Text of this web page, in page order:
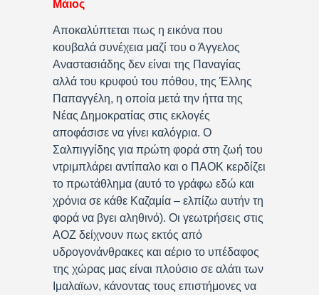
Μάιος
Αποκαλύπτεται πως η εικόνα που
κουβαλά συνέχεια μαζί του ο Άγγελος
Αναστασιάδης δεν είναι της Παναγίας
αλλά του κρυφού του πόθου, της Έλλης
Παπαγγέλη, η οποία μετά την ήττα της
Νέας Δημοκρατίας στις εκλογές
αποφάσισε να γίνει καλόγρια. Ο
Σαλπιγγίδης για πρώτη φορά στη ζωή του
ντριμπλάρει αντίπαλο και ο ΠΑΟΚ κερδίζει
το πρωτάθλημα (αυτό το γράφω εδώ και
χρόνια σε κάθε Καζαμία – ελπίζω αυτήν τη
φορά να βγει αληθινό). Οι γεωτρήσεις στις
ΑΟΖ δείχνουν πως εκτός από
υδρογονάνθρακες και αέριο το υπέδαφος
της χώρας μας είναι πλούσιο σε αλάτι των
Ιμαλαϊων, κάνοντας τους επιστήμονες να